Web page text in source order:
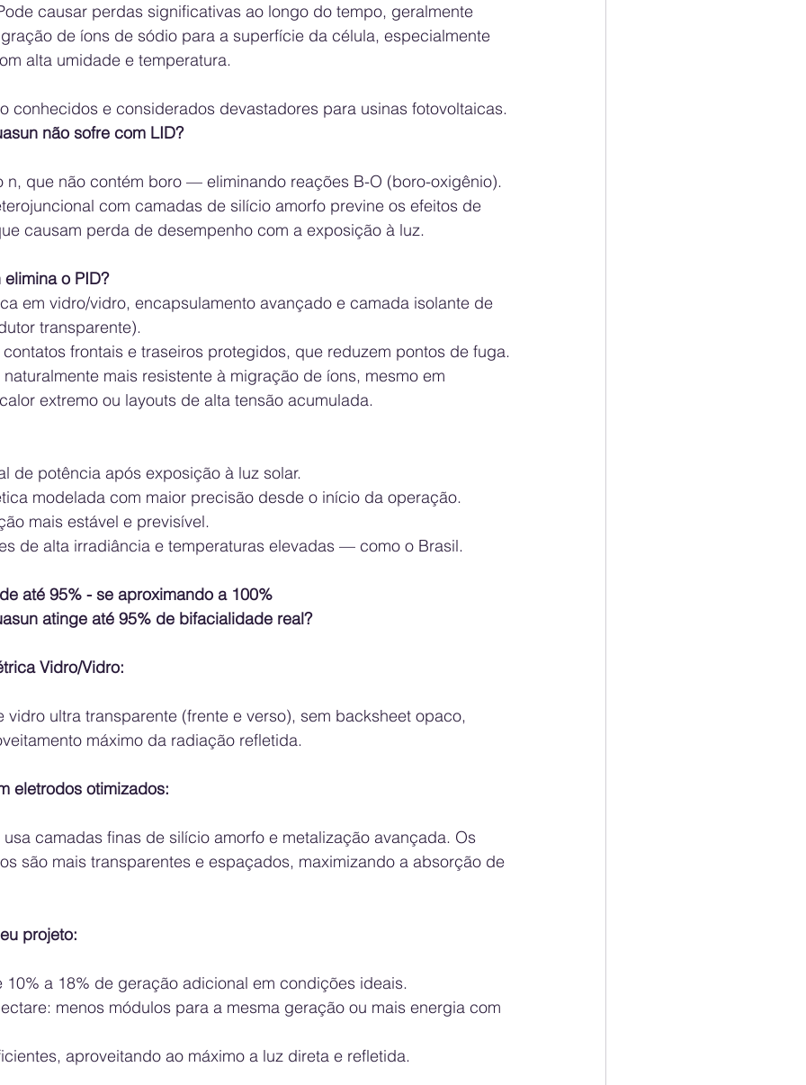
causar perdas significativas ao longo do tempo, geralmente
de íons de sódio para a superfície da célula, especialmente
alta umidade e temperatura.
conhecidos e considerados devastadores para usinas fotovoltaicas.
não sofre com LID?
n, que não contém boro — eliminando reações B-O (boro-oxigênio).
com camadas de silício amorfo previne os efeitos de
causam perda de desempenho com a exposição à luz.
o PID?
em vidro/vidro, encapsulamento avançado e camada isolante de
transparente).
frontais e traseiros protegidos, que reduzem pontos de fuga.
mais resistente à migração de íons, mesmo em
extremo ou layouts de alta tensão acumulada.
de potência após exposição à luz solar.
modelada com maior precisão desde o início da operação.
mais estável e previsível.
de alta irradiância e temperaturas elevadas — como o Brasil.
até 95% - se aproximando a 100%
atinge até 95% de bifacialidade real?
Vidro/Vidro:
vidro ultra transparente (frente e verso), sem backsheet opaco,
máximo da radiação refletida.
eletrodos otimizados:
são mais transparentes e espaçados, maximizando a absorção de
projeto:
10% a 18% de geração adicional em condições ideais.
menos módulos para a mesma geração ou mais energia com
aproveitando ao máximo a luz direta e refletida.